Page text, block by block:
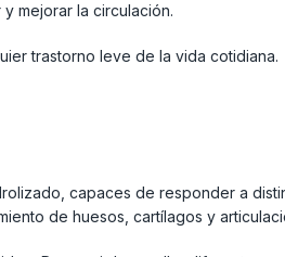
mejorar la circulación.
trastorno leve de la vida cotidiana.
capaces de responder a
de huesos, cartílagos y